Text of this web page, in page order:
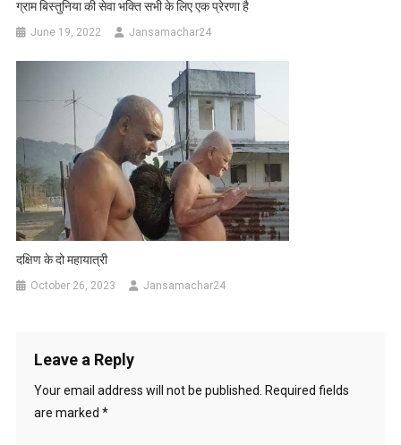
ग्राम बिस्तुनिया की सेवा भक्ति सभी के लिए एक प्रेरणा है
June 19, 2022 Jansamachar24
दक्षिण के दो महायात्री
October 26, 2023 Jansamachar24
Leave a Reply
Your email address will not be published. Required fields
are marked *